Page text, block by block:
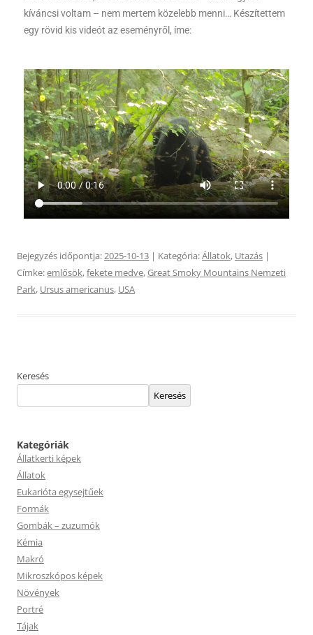
kíváncsi voltam – nem mertem közelebb menni… Készítettem
egy rövid kis videót az eseményről, íme:
Bejegyzés időpontja:2025-10-13 | Kategória:Állatok, Utazás |
Címke:emlősök,fekete medve,Great Smoky Mountains Nemzeti
Park, Ursus americanus, USA
Keresés
Keresés
Kategóriák
Állatkerti képek
Állatok
Eukarióta egysejtűek
Formák
Gombák – zuzumók
Kémia
Makró
Mikroszkópos képek
Növények
Portré
Tájak